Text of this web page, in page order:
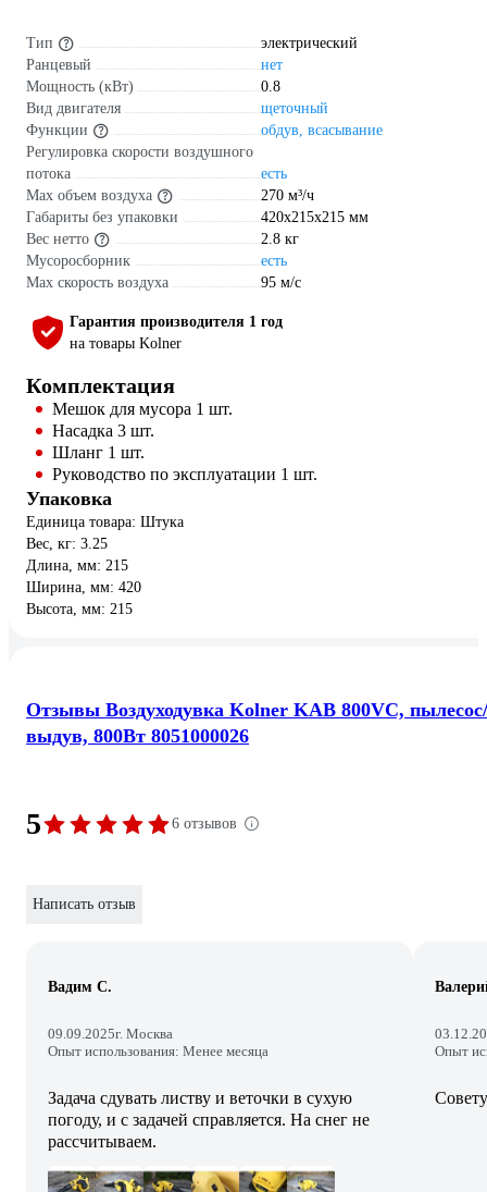
Тип
электрический
Ранцевый
нет
Мощность (кВт)
0.8
Вид двигателя
щеточный
Функции
обдув, всасывание
Регулировка скорости воздушного
потока
есть
Max объем воздуха
270 м³/ч
Габариты без упаковки
420х215х215 мм
Вес нетто
2.8 кг
Мусоросборник
есть
Max скорость воздуха
95 м/с
Гарантия производителя 1 год
на товары Kolner
Комплектация
Мешок для мусора 1 шт.
Насадка 3 шт.
Шланг 1 шт.
Руководство по эксплуатации 1 шт.
Упаковка
Единица товара: Штука
Вес, кг: 3.25
Длина, мм: 215
Ширина, мм: 420
Высота, мм: 215
Отзывы Воздуходувка Kolner KAB 800VC, пылесос/
выдув, 800Вт 8051000026
5 6 отзывов
Написать отзыв
Вадим С.
09.09.2025г. Москва
Опыт использования: Менее месяца
Задача сдувать листву и веточки в сухую
погоду, и с задачей справляется. На снег не
рассчитываем.
Опыт